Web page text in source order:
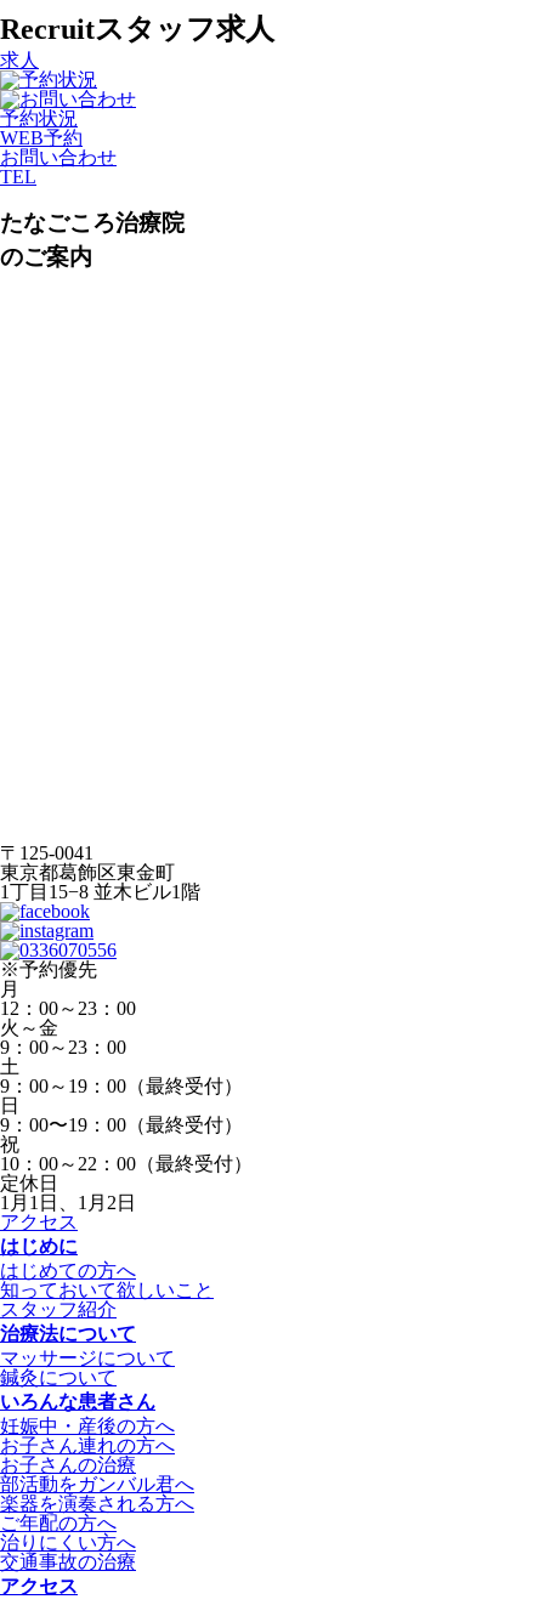
Recruitスタッフ求人
求人
予約状況
WEB予約
お問い合わせ
TEL
たなごころ治療院
のご案内
〒125-0041
東京都葛飾区東金町
1丁目15−8 並木ビル1階
※予約優先
月
12：00～23：00
火～金
9：00～23：00
土
9：00～19：00（最終受付）
日
9：00〜19：00（最終受付）
祝
10：00～22：00（最終受付）
定休日
1月1日、1月2日
アクセス
はじめに
はじめての方へ
知っておいて欲しいこと
スタッフ紹介
治療法について
マッサージについて
鍼灸について
いろんな患者さん
妊娠中・産後の方へ
お子さん連れの方へ
お子さんの治療
部活動をガンバル君へ
楽器を演奏される方へ
ご年配の方へ
治りにくい方へ
交通事故の治療
アクセス